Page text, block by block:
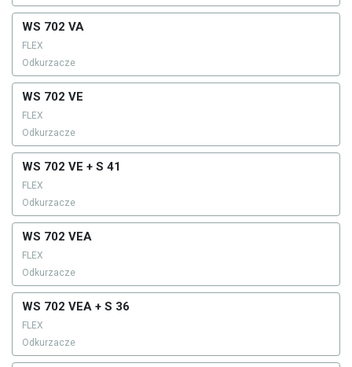
WS 702 VA
FLEX
Odkurzacze
WS 702 VE
FLEX
Odkurzacze
WS 702 VE + S 41
FLEX
Odkurzacze
WS 702 VEA
FLEX
Odkurzacze
WS 702 VEA + S 36
FLEX
Odkurzacze